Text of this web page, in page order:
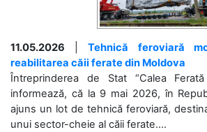
11.05.2026 |Tehnică feroviară
reabilitarea căii ferate din Moldova
Întreprinderea de Stat “Calea
informează, că la 9 mai 2026, în
ajuns un lot de tehnică feroviară,
unui sector-cheie al căii ferate....